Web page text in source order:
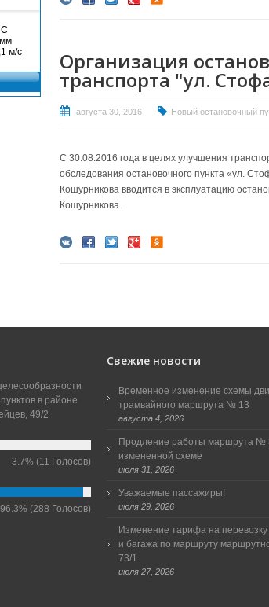
Организация
транспорта "ул.
августа 30, 2016 Новый остановочный
С 30.08.2016 года в целях улучшения
обследования остановочного пункта «ул.
Кошурникова вводится в эксплуатацию
Кошурникова.
в районе
49/2
3.7% (11 Голосов)
96.3% (288 Голосов)
Свежие новости
Временное изменение схемы
трамвайного маршрута № 13
августа 4, 2026
Продление работы маршрута №
измененной схеме
июля 31, 2026
Уважаемые пассажиры!
июля 29, 2026
Изменение тарифа на
и багажа по маршруту
73/1
июля 27, 2026